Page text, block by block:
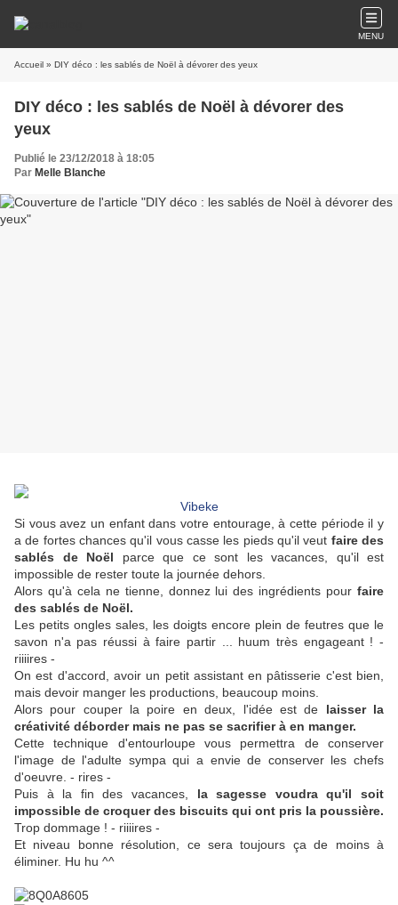
MENU
Accueil » DIY déco : les sablés de Noël à dévorer des yeux
DIY déco : les sablés de Noël à dévorer des
yeux
Publié le 23/12/2018 à 18:05
Par Melle Blanche
Vibeke
Si vous avez un enfant dans votre entourage, à cette période il y
a de fortes chances qu'il vous casse les pieds qu'il veut faire des
sablés de Noël parce que ce sont les vacances, qu'il est
impossible de rester toute la journée dehors.
Alors qu'à cela ne tienne, donnez lui des ingrédients pour faire
des sablés de Noël.
Les petits ongles sales, les doigts encore plein de feutres que le
savon n'a pas réussi à faire partir ... huum très engageant ! -
riiiires -
On est d'accord, avoir un petit assistant en pâtisserie c'est bien,
mais devoir manger les productions, beaucoup moins.
Alors pour couper la poire en deux, l'idée est de laisser la
créativité déborder mais ne pas se sacrifier à en manger.
Cette technique d'entourloupe vous permettra de conserver
l'image de l'adulte sympa qui a envie de conserver les chefs
d'oeuvre. - rires -
Puis à la fin des vacances, la sagesse voudra qu'il soit
impossible de croquer des biscuits qui ont pris la poussière.
Trop dommage ! - riiiires -
Et niveau bonne résolution, ce sera toujours ça de moins à
éliminer. Hu hu ^^